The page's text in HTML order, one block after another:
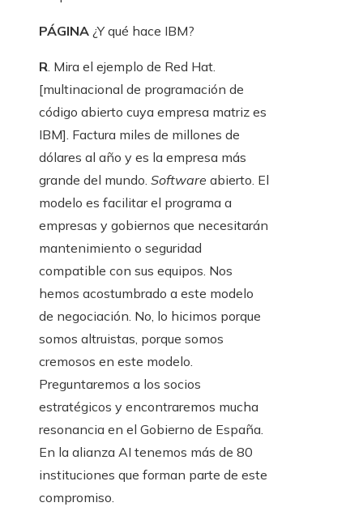
PÁGINA ¿Y qué hace IBM?
R. Mira el ejemplo de Red Hat.
[multinacional de programación de
código abierto cuya empresa matriz es
IBM]. Factura miles de millones de
dólares al año y es la empresa más
grande del mundo. Software abierto. El
modelo es facilitar el programa a
empresas y gobiernos que necesitarán
mantenimiento o seguridad
compatible con sus equipos. Nos
hemos acostumbrado a este modelo
de negociación. No, lo hicimos porque
somos altruistas, porque somos
cremosos en este modelo.
Preguntaremos a los socios
estratégicos y encontraremos mucha
resonancia en el Gobierno de España.
En la alianza AI tenemos más de 80
instituciones que forman parte de este
compromiso.